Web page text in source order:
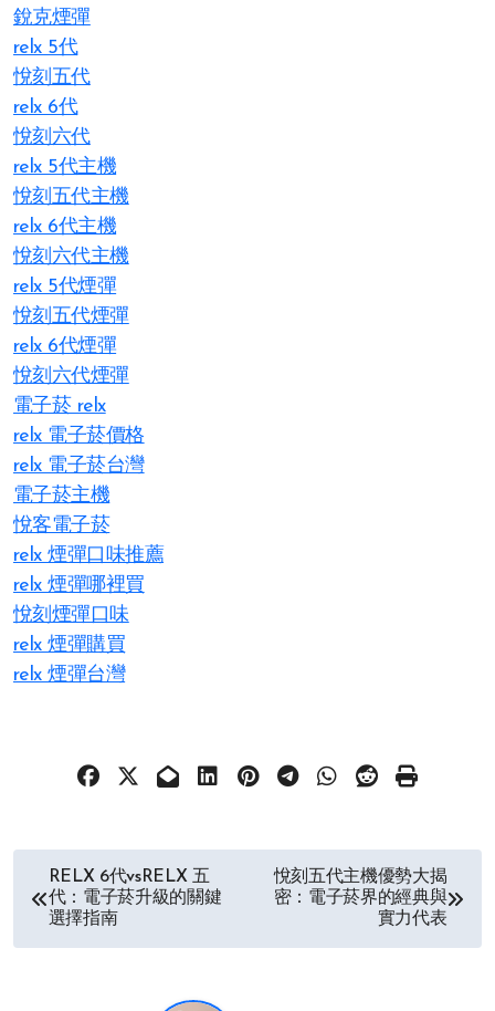
銳克煙彈
relx 5代
悅刻五代
relx 6代
悅刻六代
relx 5代主機
悅刻五代主機
relx 6代主機
悅刻六代主機
relx 5代煙彈
悅刻五代煙彈
relx 6代煙彈
悅刻六代煙彈
電子菸 relx
relx 電子菸價格
relx 電子菸台灣
電子菸主機
悅客電子菸
relx 煙彈口味推薦
relx 煙彈哪裡買
悅刻煙彈口味
relx 煙彈購買
relx 煙彈台灣
RELX 6代vsRELX 五
代：電子菸升級的關鍵
選擇指南
悅刻五代主機優勢大揭
密：電子菸界的經典與
實力代表